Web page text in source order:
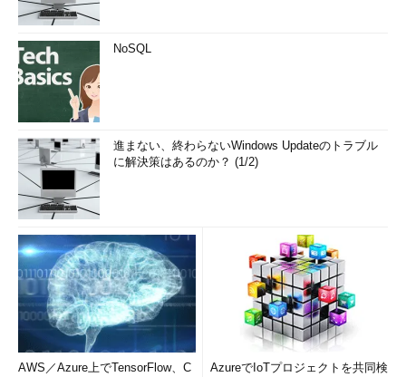
NoSQL
進まない、終わらないWindows Updateのトラブル
に解決策はあるのか？ (1/2)
AWS／Azure上でTensorFlow、C
AzureでIoTプロジェクトを共同検